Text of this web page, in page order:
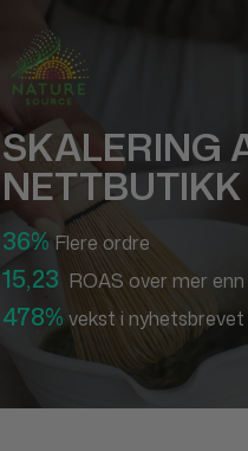
SKALERING
NETTBUTIKK
36% Flere ordre
15,23 ROAS over mer
478% vekst i nyhetsbrevet